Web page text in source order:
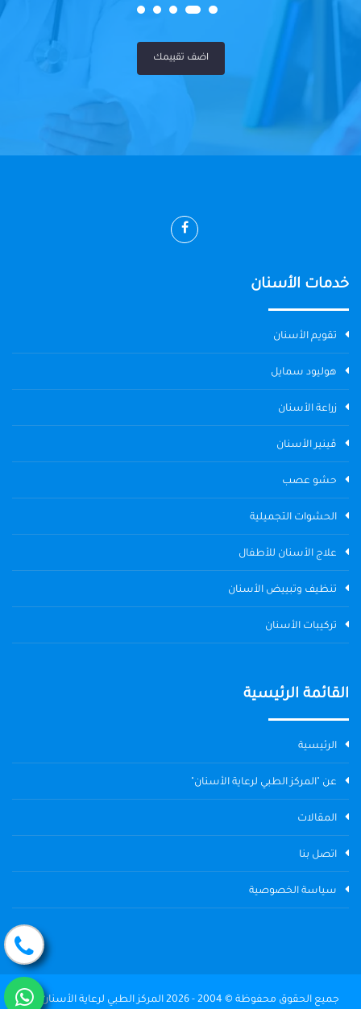
اضف تقييمك
خدمات الأسنان
تقويم الأسنان
هوليود سمايل
زراعة الأسنان
ڤينير الأسنان
حشو عصب
الحشوات التجميلية
علاج الأسنان للأطفال
تنظيف وتبييض الأسنان
تركيبات الأسنان
القائمة الرئيسية
الرئيسية
عن "المركز الطبي لرعاية الأسنان"
المقالات
اتصل بنا
سياسة الخصوصية
جميع الحقوق محفوظة © 2004 - 2026 المركز الطبي لرعاية الأسنان The